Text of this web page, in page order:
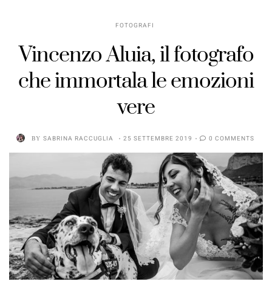
FOTOGRAFI
Vincenzo Aluia, il fotografo
che immortala le emozioni
vere
BY SABRINA RACCUGLIA 25 SETTEMBRE 2019 0 COMMENTS